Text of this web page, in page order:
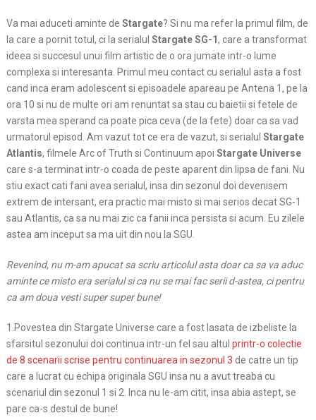
Va mai aduceti aminte de Stargate? Si nu ma refer la primul film, de
la care a pornit totul, ci la serialul Stargate SG-1, care a transformat
ideea si succesul unui film artistic de o ora jumate intr-o lume
complexa si interesanta. Primul meu contact cu serialul asta a fost
cand inca eram adolescent si episoadele apareau pe Antena 1, pe la
ora 10 si nu de multe ori am renuntat sa stau cu baietii si fetele de
varsta mea sperand ca poate pica ceva (de la fete) doar ca sa vad
urmatorul episod. Am vazut tot ce era de vazut, si serialul Stargate
Atlantis, filmele Arc of Truth si Continuum apoi Stargate Universe
care s-a terminat intr-o coada de peste aparent din lipsa de fani. Nu
stiu exact cati fani avea serialul, insa din sezonul doi devenisem
extrem de intersant, era practic mai misto si mai serios decat SG-1
sau Atlantis, ca sa nu mai zic ca fanii inca persista si acum. Eu zilele
astea am inceput sa ma uit din nou la SGU.
Revenind, nu m-am apucat sa scriu articolul asta doar ca sa va aduc
aminte ce misto era serialul si ca nu se mai fac serii d-astea, ci pentru
ca am doua vesti super super bune!
1.Povestea din Stargate Universe care a fost lasata de izbeliste la
sfarsitul sezonului doi continua intr-un fel sau altul printr-o colectie
de 8 scenarii scrise pentru continuarea in sezonul 3 de catre un tip
care a lucrat cu echipa originala SGU insa nu a avut treaba cu
scenariul din sezonul 1 si 2. Inca nu le-am citit, insa abia astept, se
pare ca-s destul de bune!